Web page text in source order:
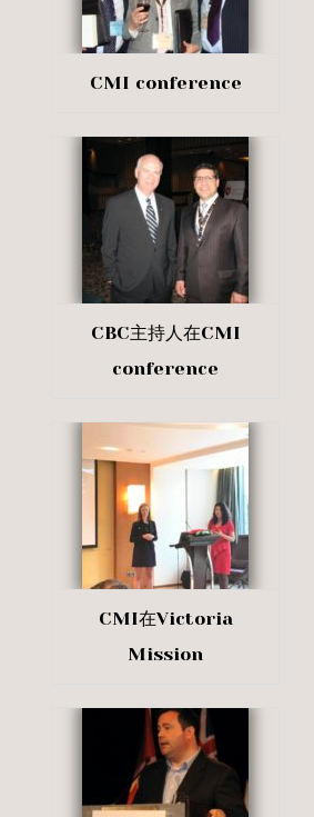
CMI conference
CBC主持人在CMI
conference
CMI在Victoria
Mission